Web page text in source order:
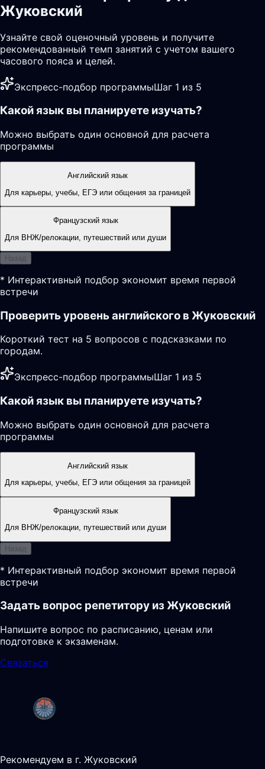
Жуковский
Узнайте свой оценочный уровень и получите
рекомендованный темп занятий с учетом вашего
часового пояса и целей.
Экспресс-подбор программыШаг 1 из 5
Какой язык вы планируете изучать?
Можно выбрать один основной для расчета
программы
Английский язык
Для карьеры, учебы, ЕГЭ или общения за границей
Французский язык
Для ВНЖ/релокации, путешествий или души
Назад
* Интерактивный подбор экономит время первой
встречи
Проверить уровень английского в Жуковский
Короткий тест на 5 вопросов с подсказками по
городам.
Экспресс-подбор программыШаг 1 из 5
Какой язык вы планируете изучать?
Можно выбрать один основной для расчета
программы
Английский язык
Для карьеры, учебы, ЕГЭ или общения за границей
Французский язык
Для ВНЖ/релокации, путешествий или души
Назад
* Интерактивный подбор экономит время первой
встречи
Задать вопрос репетитору из Жуковский
Напишите вопрос по расписанию, ценам или
подготовке к экзаменам.
Связаться
Рекомендуем в г. Жуковский